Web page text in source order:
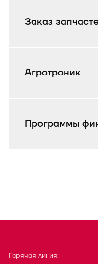
Заказ
Агротроник
Программы
Горячая линия: